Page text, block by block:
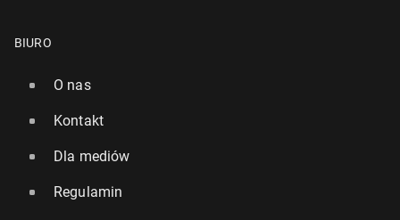
BIURO
O nas
Kontakt
Dla mediów
Regulamin